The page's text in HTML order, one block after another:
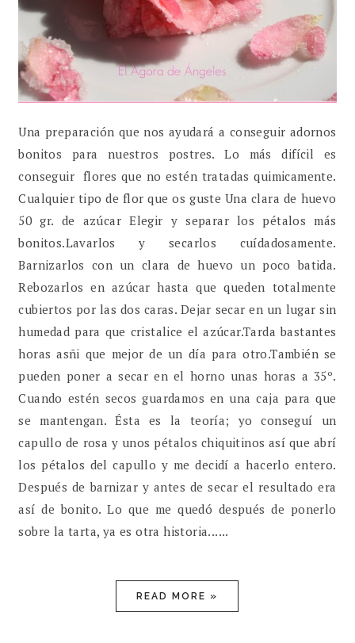
Una preparación que nos ayudará a conseguir adornos
bonitos para nuestros postres. Lo más difícil es
conseguir flores que no estén tratadas quimicamente.
Cualquier tipo de flor que os guste Una clara de huevo
50 gr. de azúcar Elegir y separar los pétalos más
bonitos.Lavarlos y secarlos cuídadosamente.
Barnizarlos con un clara de huevo un poco batida.
Rebozarlos en azúcar hasta que queden totalmente
cubiertos por las dos caras. Dejar secar en un lugar sin
humedad para que cristalice el azúcar.Tarda bastantes
horas asñi que mejor de un día para otro.También se
pueden poner a secar en el horno unas horas a 35º.
Cuando estén secos guardamos en una caja para que
se mantengan. Ésta es la teoría; yo conseguí un
capullo de rosa y unos pétalos chiquitinos así que abrí
los pétalos del capullo y me decidí a hacerlo entero.
Después de barnizar y antes de secar el resultado era
así de bonito. Lo que me quedó después de ponerlo
sobre la tarta, ya es otra historia......
READ MORE »